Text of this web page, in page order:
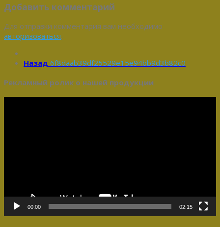
Добавить комментарий
Для отправки комментария вам необходимо
авторизоваться.
Назад 6f8daab39df25529e15e94bb9d3b82c0
Рекламный ролик о нашей продукции
00:00 02:15